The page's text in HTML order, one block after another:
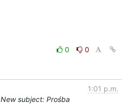
0
0
1:01 p.m.
New subject: Prośba